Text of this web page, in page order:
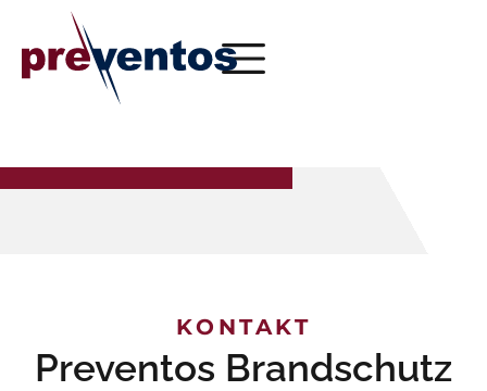
KONTAKT
Preventos Brandschutz